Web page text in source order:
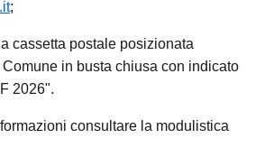
;
cassetta postale posizionata
in busta chiusa con indicato
2026".
consultare la modulistica